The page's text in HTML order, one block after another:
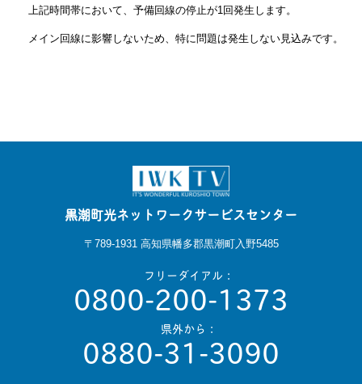
上記時間帯において、予備回線の停止が1回発生します。
メイン回線に影響しないため、特に問題は発生しない見込みです。
黒潮町光ネットワークサービスセンター
〒789-1931 高知県幡多郡黒潮町入野5485
フリーダイアル：
0800-200-1373
県外から：
0880-31-3090